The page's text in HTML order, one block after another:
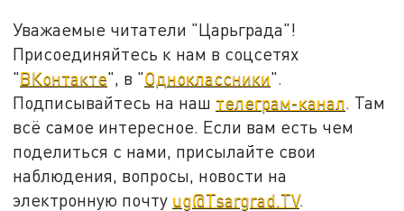
Уважаемые читатели "Царьграда"!
Присоединяйтесь к нам в соцсетях
"ВКонтакте", в "Одноклассники".
Подписывайтесь на наш телеграм-канал . Там
всё самое интересное. Если вам есть чем
поделиться с нами, присылайте свои
наблюдения, вопросы, новости на
электронную почту ug@Tsargrad.TV.